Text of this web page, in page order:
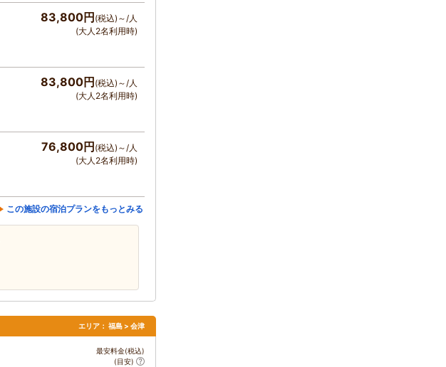
83,800円 (税込)～/人
(大人2名利用時)
83,800円 (税込)～/人
(大人2名利用時)
76,800円 (税込)～/人
(大人2名利用時)
この施設の宿泊プランをもっとみる
エリア： 福島 > 会津
最安料金(税込)
(目安)